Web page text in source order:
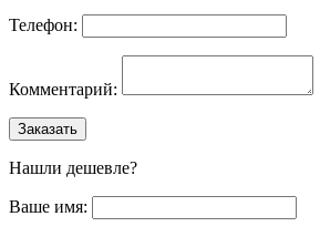
Телефон:
Комментарий:
Заказать
Нашли дешевле?
Ваше имя: